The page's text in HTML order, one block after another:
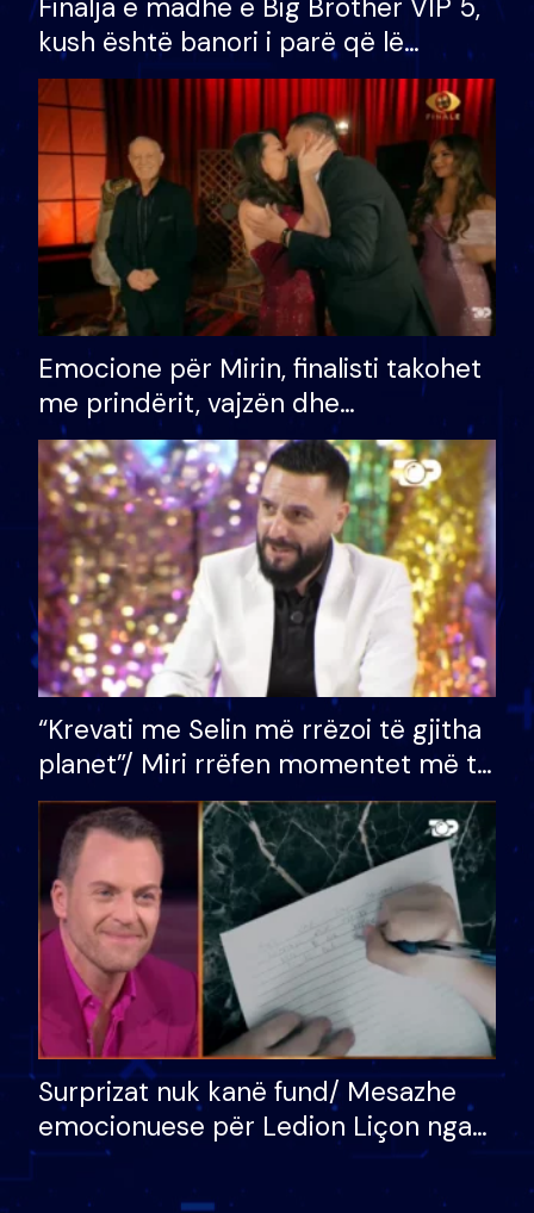
Finalja e madhe e Big Brother VIP 5,
kush është banori i parë që lë
shtëpinë dhe humb mundësinë për
të fituar çmimin e madh
Emocione për Mirin, finalisti takohet
me prindërit, vajzën dhe
bashkëshorten: S’kemi ndonjë letër
divorci apo jo?
“Krevati me Selin më rrëzoi të gjitha
planet”/ Miri rrëfen momentet më të
bukura në shtëpinë e BB VIP: Do më
mungojë zilja e mëngjesit kur…
Surprizat nuk kanë fund/ Mesazhe
emocionuese për Ledion Liçon nga
nëna dhe fëmijët e tij, moderatori
nuk i mban dot lotët: Nuk meritoj…